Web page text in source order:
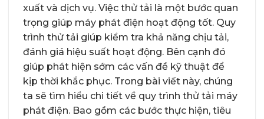
xuất và dịch vụ. Việc thử tải là một bước quan
trọng giúp máy phát điện hoạt động tốt. Quy
trình thử tải giúp kiểm tra khả năng chịu tải,
đánh giá hiệu suất hoạt động. Bên cạnh đó
giúp phát hiện sớm các vấn đề kỹ thuật để
kịp thời khắc phục. Trong bài viết này, chúng
ta sẽ tìm hiểu chi tiết về quy trình thử tải máy
phát điện. Bao gồm các bước thực hiện, tiêu